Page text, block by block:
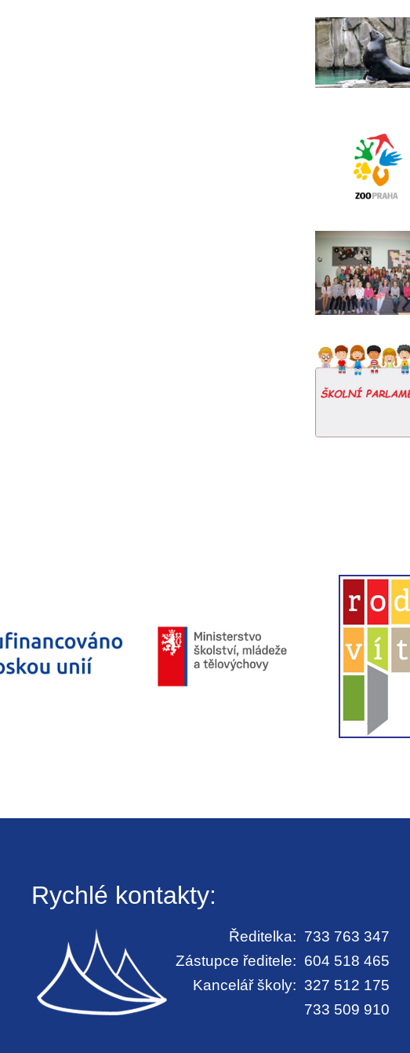
Rychlé kontakty:
Ředitelka: 733 763 347
Zástupce ředitele: 604 518 465
Kancelář školy: 327 512 175
733 509 910